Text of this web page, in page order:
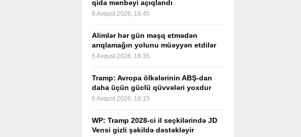
qida mənbəyi açıqlandı
6 Avqust 2026, 18:45
Alimlər hər gün məşq etmədən
arıqlamağın yolunu müəyyən etdilər
6 Avqust 2026, 18:35
Tramp: Avropa ölkələrinin ABŞ-dan
daha üçün güclü qüvvələri yoxdur
6 Avqust 2026, 18:15
WP: Tramp 2028-ci il seçkilərində JD
Vensi gizli şəkildə dəstəkləyir